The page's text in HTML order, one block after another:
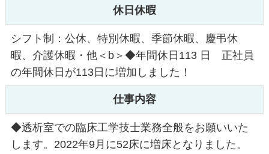
休日休暇
シフト制：公休、特別休暇、季節休暇、慶弔休
暇、介護休暇・他＜b＞◆年間休日113 日 正社員
の年間休日が113日に増加しました！
仕事内容
◆透析室での臨床工学技士業務全般をお願いいた
します。2022年9月に52床に増床となりました。